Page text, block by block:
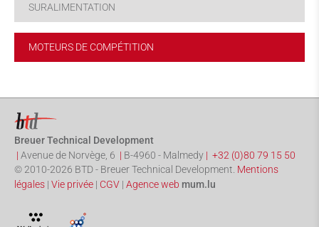
SURALIMENTATION
MOTEURS DE COMPÉTITION
Breuer Technical Development
| Avenue de Norvège, 6 | B-4960 - Malmedy | +32 (0)80 79 15 50
© 2010-2026 BTD - Breuer Technical Development. Mentions
légales | Vie privée | CGV | Agence web mum.lu